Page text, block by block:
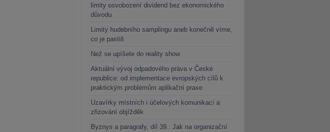
limity osvobození dividend bez ekonomického
důvodu
Limity hudebního samplingu aneb konečně víme,
co je pastiš
Než se upíšete do reality show
Aktuální vývoj odpadového práva v České
republice: od implementace evropských cílů k
praktickým problémům aplikační praxe
Uzavírky místních i účelových komunikací a
zřizování objížděk
Byznys a paragrafy, díl 39.: Jak na organizační